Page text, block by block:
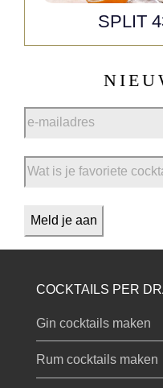
SPLIT
COCKTAILS PER
Gin cocktails maken
Rum cocktails maken